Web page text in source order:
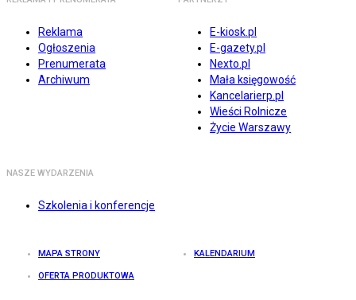
Reklama
Ogłoszenia
Prenumerata
Archiwum
E-kiosk.pl
E-gazety.pl
Nexto.pl
Mała księgowość
Kancelarierp.pl
Wieści Rolnicze
Życie Warszawy
NASZE WYDARZENIA
Szkolenia i konferencje
MAPA STRONY KALENDARIUM
OFERTA PRODUKTOWA